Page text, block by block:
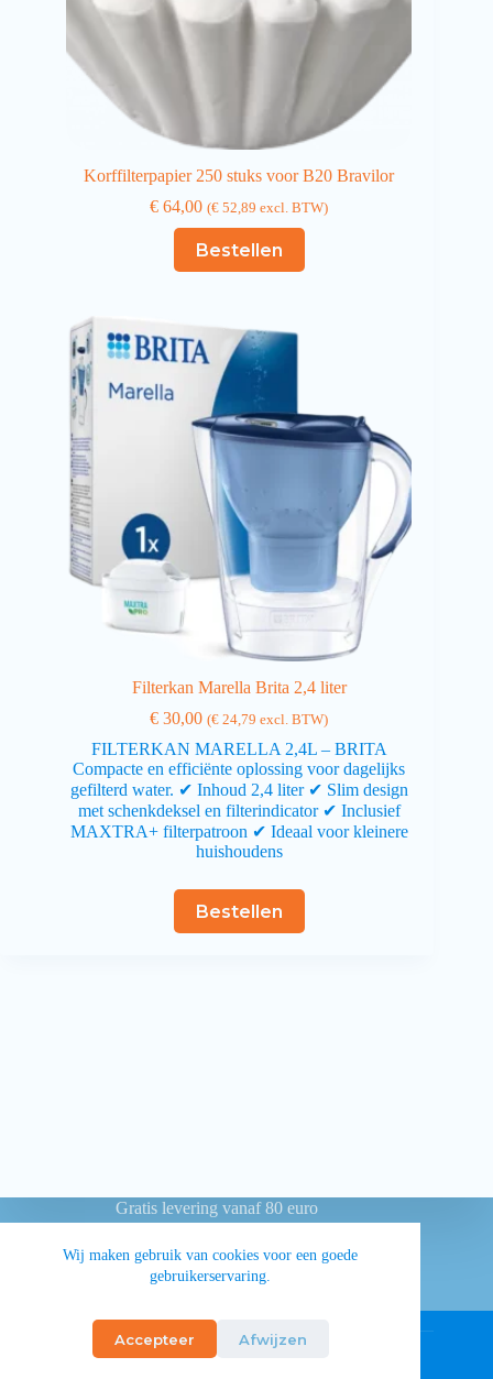
Wij maken gebruik van cookies voor een goede
gebruikerservaring.
Accepteer Afwijzen
Korffilterpapier 250 stuks voor B20 Bravilor
€ 64,00 (€ 52,89 excl. BTW)
Bestellen
Filterkan Marella Brita 2,4 liter
€ 30,00 (€ 24,79 excl. BTW)
FILTERKAN MARELLA 2,4L – BRITA
Compacte en efficiënte oplossing voor dagelijks
gefilterd water. ✔ Inhoud 2,4 liter ✔ Slim design
met schenkdeksel en filterindicator ✔ Inclusief
MAXTRA+ filterpatroon ✔ Ideaal voor kleinere
huishoudens
Bestellen
Gratis levering vanaf 80 euro
Privacy
Algemene voorwaarden
© 2026 • Koffie Torenhof nv • BE0447.525.633